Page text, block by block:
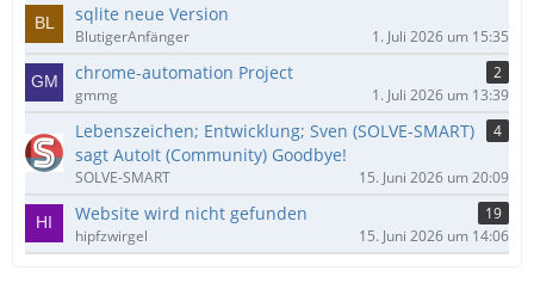
sqlite neue Version
BlutigerAnfänger 1. Juli 2026 um 15:35
chrome-automation Project
2
gmmg
1. Juli 2026 um 13:39
Lebenszeichen; Entwicklung; Sven (SOLVE-SMART)
sagt AutoIt (Community) Goodbye!
4
SOLVE-SMART 15. Juni 2026 um 20:09
Website wird nicht gefunden
19
hipfzwirgel
15. Juni 2026 um 14:06